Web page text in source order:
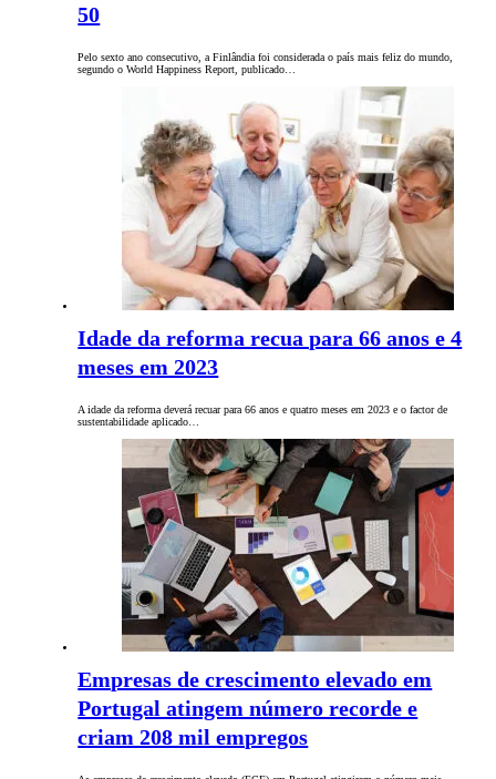
50
Pelo sexto ano consecutivo, a Finlândia foi considerada o país mais feliz do mundo,
segundo o World Happiness Report, publicado…
Idade da reforma recua para 66 anos e 4
meses em 2023
A idade da reforma deverá recuar para 66 anos e quatro meses em 2023 e o factor de
sustentabilidade aplicado…
Empresas de crescimento elevado em
Portugal atingem número recorde e
criam 208 mil empregos